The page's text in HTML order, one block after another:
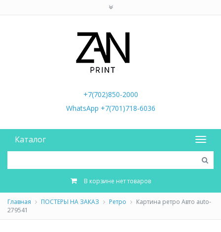
+7(702)850-2000
WhatsApp +7(701)718-6036
Каталог
В корзине нет товаров
Главная ПОСТЕРЫ НА ЗАКАЗ Ретро
Картина ретро Авто auto-
279541